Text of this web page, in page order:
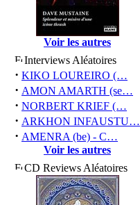
Voir les autres
Interviews Aléatoires
· KIKO LOUREIRO (…
· AMON AMARTH (se…
· NORBERT KRIEF (…
· ARKHON INFAUSTU…
· AMENRA (be) - C…
Voir les autres
CD Reviews Aléatoires